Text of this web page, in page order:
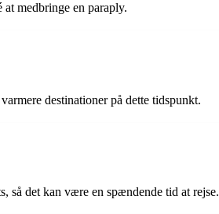
medbringe en paraply.
destinationer på dette tidspunkt.
så det kan være en spændende tid at rejse.